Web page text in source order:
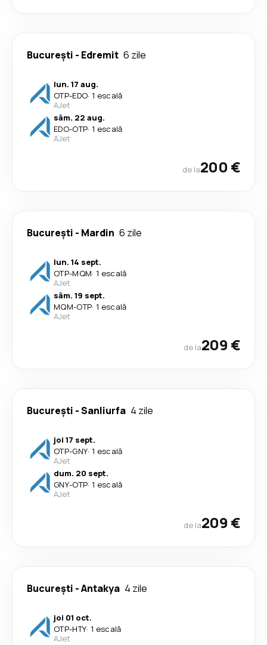
București - Edremit 6 zile
lun. 17 aug.
OTP-EDO· 1 escală
AJet
sâm. 22 aug.
EDO-OTP· 1 escală
AJet
de la200 €
București - Mardin 6 zile
lun. 14 sept.
OTP-MQM· 1 escală
AJet
sâm. 19 sept.
MQM-OTP· 1 escală
AJet
de la209 €
București -Sanliurfa 4 zile
joi 17 sept.
OTP-GNY· 1 escală
AJet
dum. 20 sept.
GNY-OTP· 1 escală
AJet
de la209 €
București -Antakya 4 zile
joi 01 oct.
OTP-HTY· 1 escală
AJet